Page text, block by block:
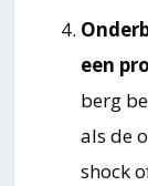
een
berg
als de
shock